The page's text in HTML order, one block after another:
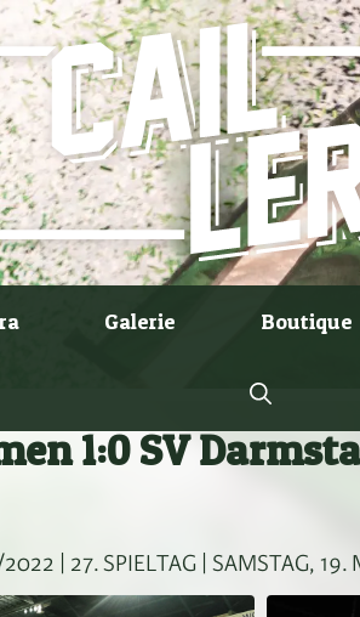
Galerie Boutique
1:0 SV
| 27. SPIELTAG | SAMSTAG,